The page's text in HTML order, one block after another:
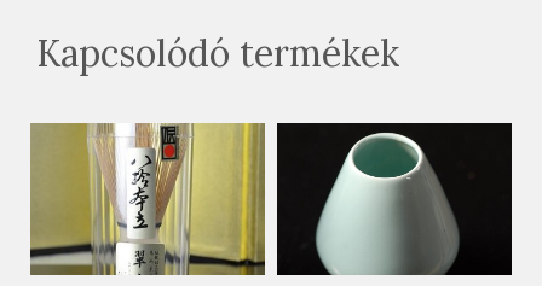
Kapcsolódó termékek